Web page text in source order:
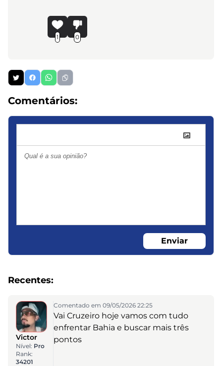
1 0
Comentários:
Enviar
Recentes:
Victor
Nível: Pro
Rank:
34201
Comentado em 09/05/2026 22:25
Vai Cruzeiro hoje vamos com tudo
enfrentar Bahia e buscar mais três
pontos